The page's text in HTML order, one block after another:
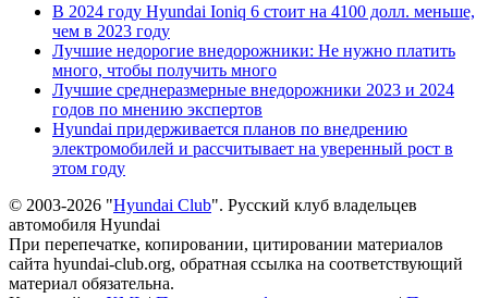
В 2024 году Hyundai Ioniq 6 стоит на 4100 долл. меньше,
чем в 2023 году
Лучшие недорогие внедорожники: Не нужно платить
много, чтобы получить много
Лучшие среднеразмерные внедорожники 2023 и 2024
годов по мнению экспертов
Hyundai придерживается планов по внедрению
электромобилей и рассчитывает на уверенный рост в
этом году
© 2003-2026 "Hyundai Club". Русский клуб владельцев
автомобиля Hyundai
При перепечатке, копировании, цитировании материалов
сайта hyundai-club.org, обратная ссылка на соответствующий
материал обязательна.